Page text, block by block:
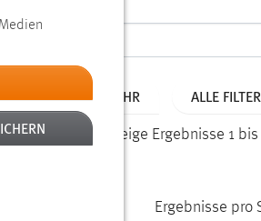
6 MONATE BIS 1 JAHR ALLE
gefunden. Zeige Ergebnisse 1
Ergebnisse pro